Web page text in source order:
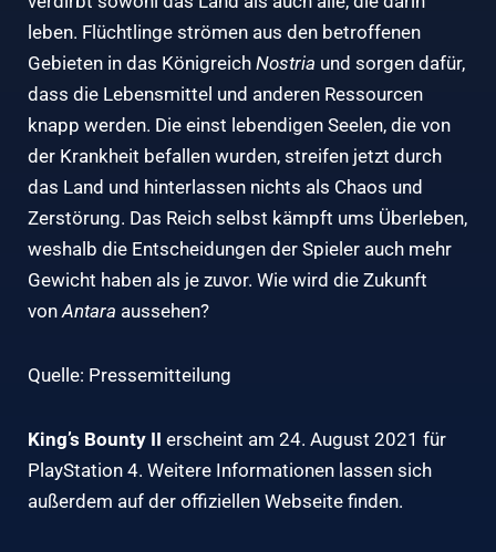
leben. Flüchtlinge strömen aus den betroffenen
Gebieten in das Königreich Nostria und sorgen dafür,
dass die Lebensmittel und anderen Ressourcen
knapp werden. Die einst lebendigen Seelen, die von
der Krankheit befallen wurden, streifen jetzt durch
das Land und hinterlassen nichts als Chaos und
Zerstörung. Das Reich selbst kämpft ums Überleben,
weshalb die Entscheidungen der Spieler auch mehr
Gewicht haben als je zuvor. Wie wird die Zukunft
vonAntara aussehen?
Quelle: Pressemitteilung
King’s Bounty II erscheint am 24. August 2021 für
PlayStation 4. Weitere Informationen lassen sich
außerdem auf der offiziellen Webseite finden.